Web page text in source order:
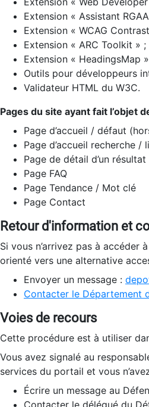
Extension « Assistant
Extension « WCAG
Extension « ARC Toolkit » ;
Extension « HeadingsMap
Outils pour développeurs
Validateur HTML du W3C.
Pages du site ayant fait l’objet
Page d’accueil / défaut
Page d’accueil recherche /
Page de détail d’un résultat
Page FAQ
Page Tendance / Mot clé
Page Contact
Retour d'information et
Si vous n’arrivez pas à
orienté vers une alternative
Envoyer un message :
Contacter le Département
Voies de recours
Cette procédure est à utiliser
Vous avez signalé au
services du portail et vous
Écrire un message au
Contacter le délégué du